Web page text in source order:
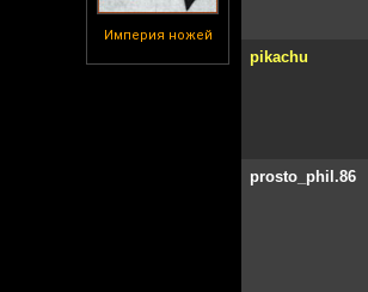
Империя ножей
pikachu
prosto_phil.86